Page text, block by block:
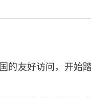
友好访问，开始